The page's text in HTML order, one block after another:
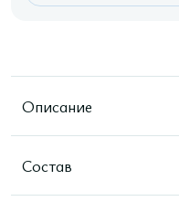
Описание
Состав